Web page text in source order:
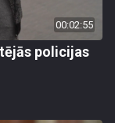
00:02:55
policijas